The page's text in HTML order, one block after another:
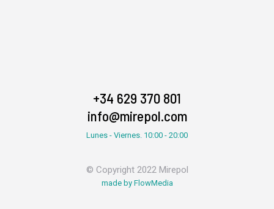
+34 629 370 801
info@mirepol.com
Lunes - Viernes. 10:00 - 20:00
© Copyright 2022 Mirepol
made by FlowMedia